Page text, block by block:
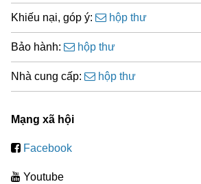
Khiếu nại, góp ý: hộp thư
Bảo hành: hộp thư
Nhà cung cấp: hộp thư
Mạng xã hội
Facebook
Youtube